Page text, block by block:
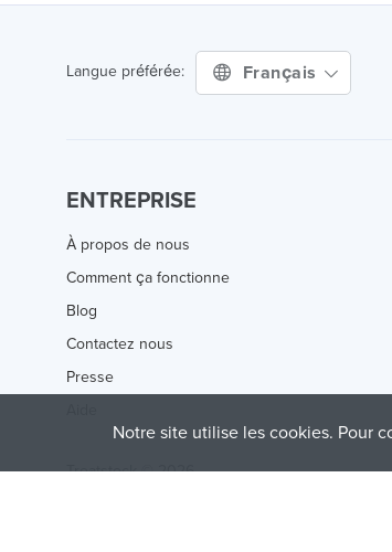
Langue préférée: Français
ENTREPRISE
À propos de nous
Comment ça fonctionne
Blog
Contactez nous
Presse
Treatstock © 2026
Notre site utilise les cookies. Pour